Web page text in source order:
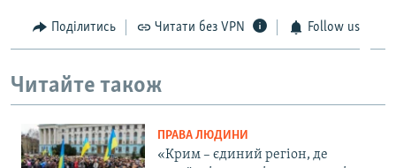
Поділитись Читати без VPN Follow us
Читайте також
ПРАВА ЛЮДИНИ
«Крим – єдиний регіон, де